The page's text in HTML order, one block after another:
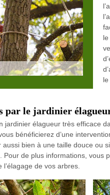
par le jardinier
jardinier élagueur très efficace
bénéficierez d’une
bien à une taille douce ou
de plus informations, vous
de vos arbres.